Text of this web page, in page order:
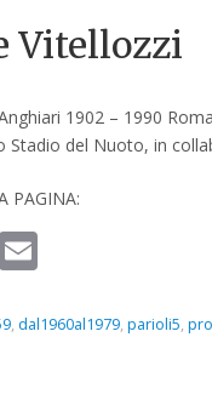
Vitellozzi
1902 – 1990
Stadio del Nuoto, in
PAGINA:
X
, dal1960al1979, parioli5,